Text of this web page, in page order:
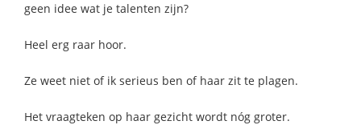
geen idee wat je talenten zijn?
Heel erg raar hoor.
Ze weet niet of ik serieus ben of haar zit te plagen.
Het vraagteken op haar gezicht wordt nóg groter.